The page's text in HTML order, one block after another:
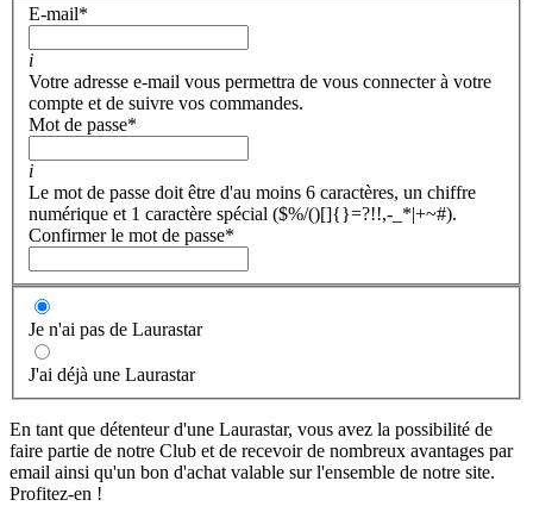
E-mail*
i
Votre adresse e-mail vous permettra de vous connecter à votre
compte et de suivre vos commandes.
Mot de passe*
i
Le mot de passe doit être d'au moins 6 caractères, un chiffre
numérique et 1 caractère spécial ($%/()[]{}=?!!,-_*|+~#).
Confirmer le mot de passe*
Je n'ai pas de Laurastar
J'ai déjà une Laurastar
En tant que détenteur d'une Laurastar, vous avez la possibilité de
faire partie de notre Club et de recevoir de nombreux avantages par
email ainsi qu'un bon d'achat valable sur l'ensemble de notre site.
Profitez-en !